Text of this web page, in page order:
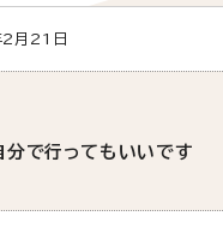
月21日
で行ってもいいです